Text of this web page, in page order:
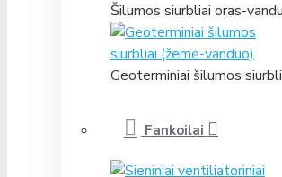
Šilumos siurbliai oras-
Geoterminiai šilumos
Fankoilai